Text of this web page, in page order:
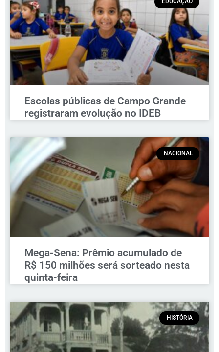
EDUCAÇÃO
Escolas públicas de Campo Grande
registraram evolução no IDEB
NACIONAL
Mega-Sena: Prêmio acumulado de
R$ 150 milhões será sorteado nesta
quinta-feira
HISTÓRIA